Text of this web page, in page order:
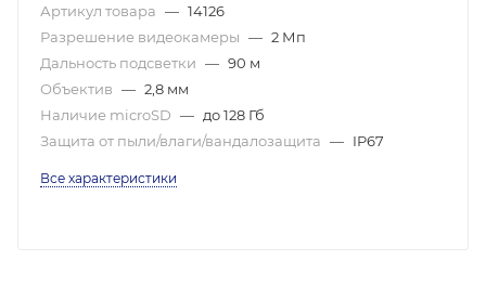
Артикул товара — 14126
Разрешение видеокамеры — 2 Мп
Дальность подсветки — 90 м
Объектив — 2,8 мм
Наличие microSD — до 128 Гб
Защита от пыли/влаги/вандалозащита — IP67
Все характеристики